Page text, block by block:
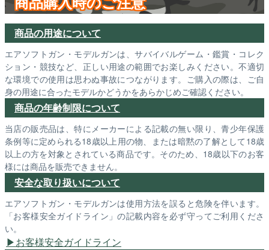
商品の用途について
エアソフトガン・モデルガンは、サバイバルゲーム・鑑賞・コレク
ション・競技など、正しい用途の範囲でお楽しみください。不適切
な環境での使用は思わぬ事故につながります。ご購入の際は、ご自
身の用途に合ったモデルかどうかをあらかじめご確認ください。
商品の年齢制限について
当店の販売品は、特にメーカーによる記載の無い限り、青少年保護
条例等に定められる18歳以上用の物、または暗黙の了解として18歳
以上の方を対象とされている商品です。そのため、18歳以下のお客
様には商品を販売できません。
安全な取り扱いについて
エアソフトガン・モデルガンは使用方法を誤ると危険を伴います。
「お客様安全ガイドライン」の記載内容を必ず守ってご利用くださ
い。
お客様安全ガイドライン